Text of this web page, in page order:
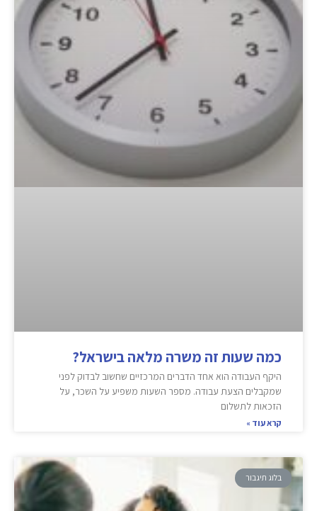
כמה שעות זה משרה מלאה בישראל?
היקף העבודה הוא אחד הדברים המרכזיים שחשוב לבדוק לפני
שמקבלים הצעת עבודה. מספר השעות משפיע על השכר, על
הזכאות לתשלום
קרא עוד »
בלוג תיגבור